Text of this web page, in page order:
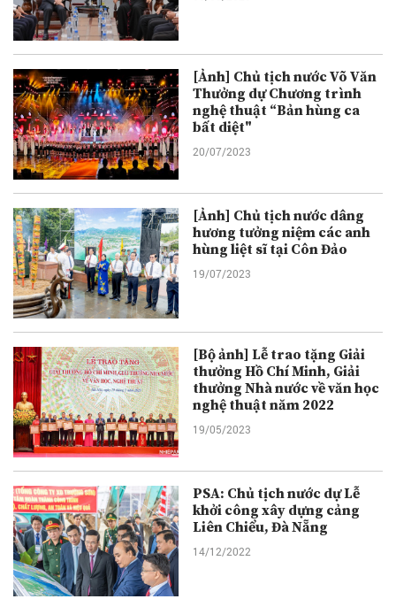
[Ảnh] Chủ tịch nước Võ Văn
Thưởng dự Chương trình
nghệ thuật “Bản hùng ca
bất diệt"
20/07/2023
[Ảnh] Chủ tịch nước dâng
hương tưởng niệm các anh
hùng liệt sĩ tại Côn Đảo
19/07/2023
[Bộ ảnh] Lễ trao tặng Giải
thưởng Hồ Chí Minh, Giải
thưởng Nhà nước về văn học
nghệ thuật năm 2022
19/05/2023
PSA: Chủ tịch nước dự Lễ
khởi công xây dựng cảng
Liên Chiểu, Đà Nẵng
14/12/2022